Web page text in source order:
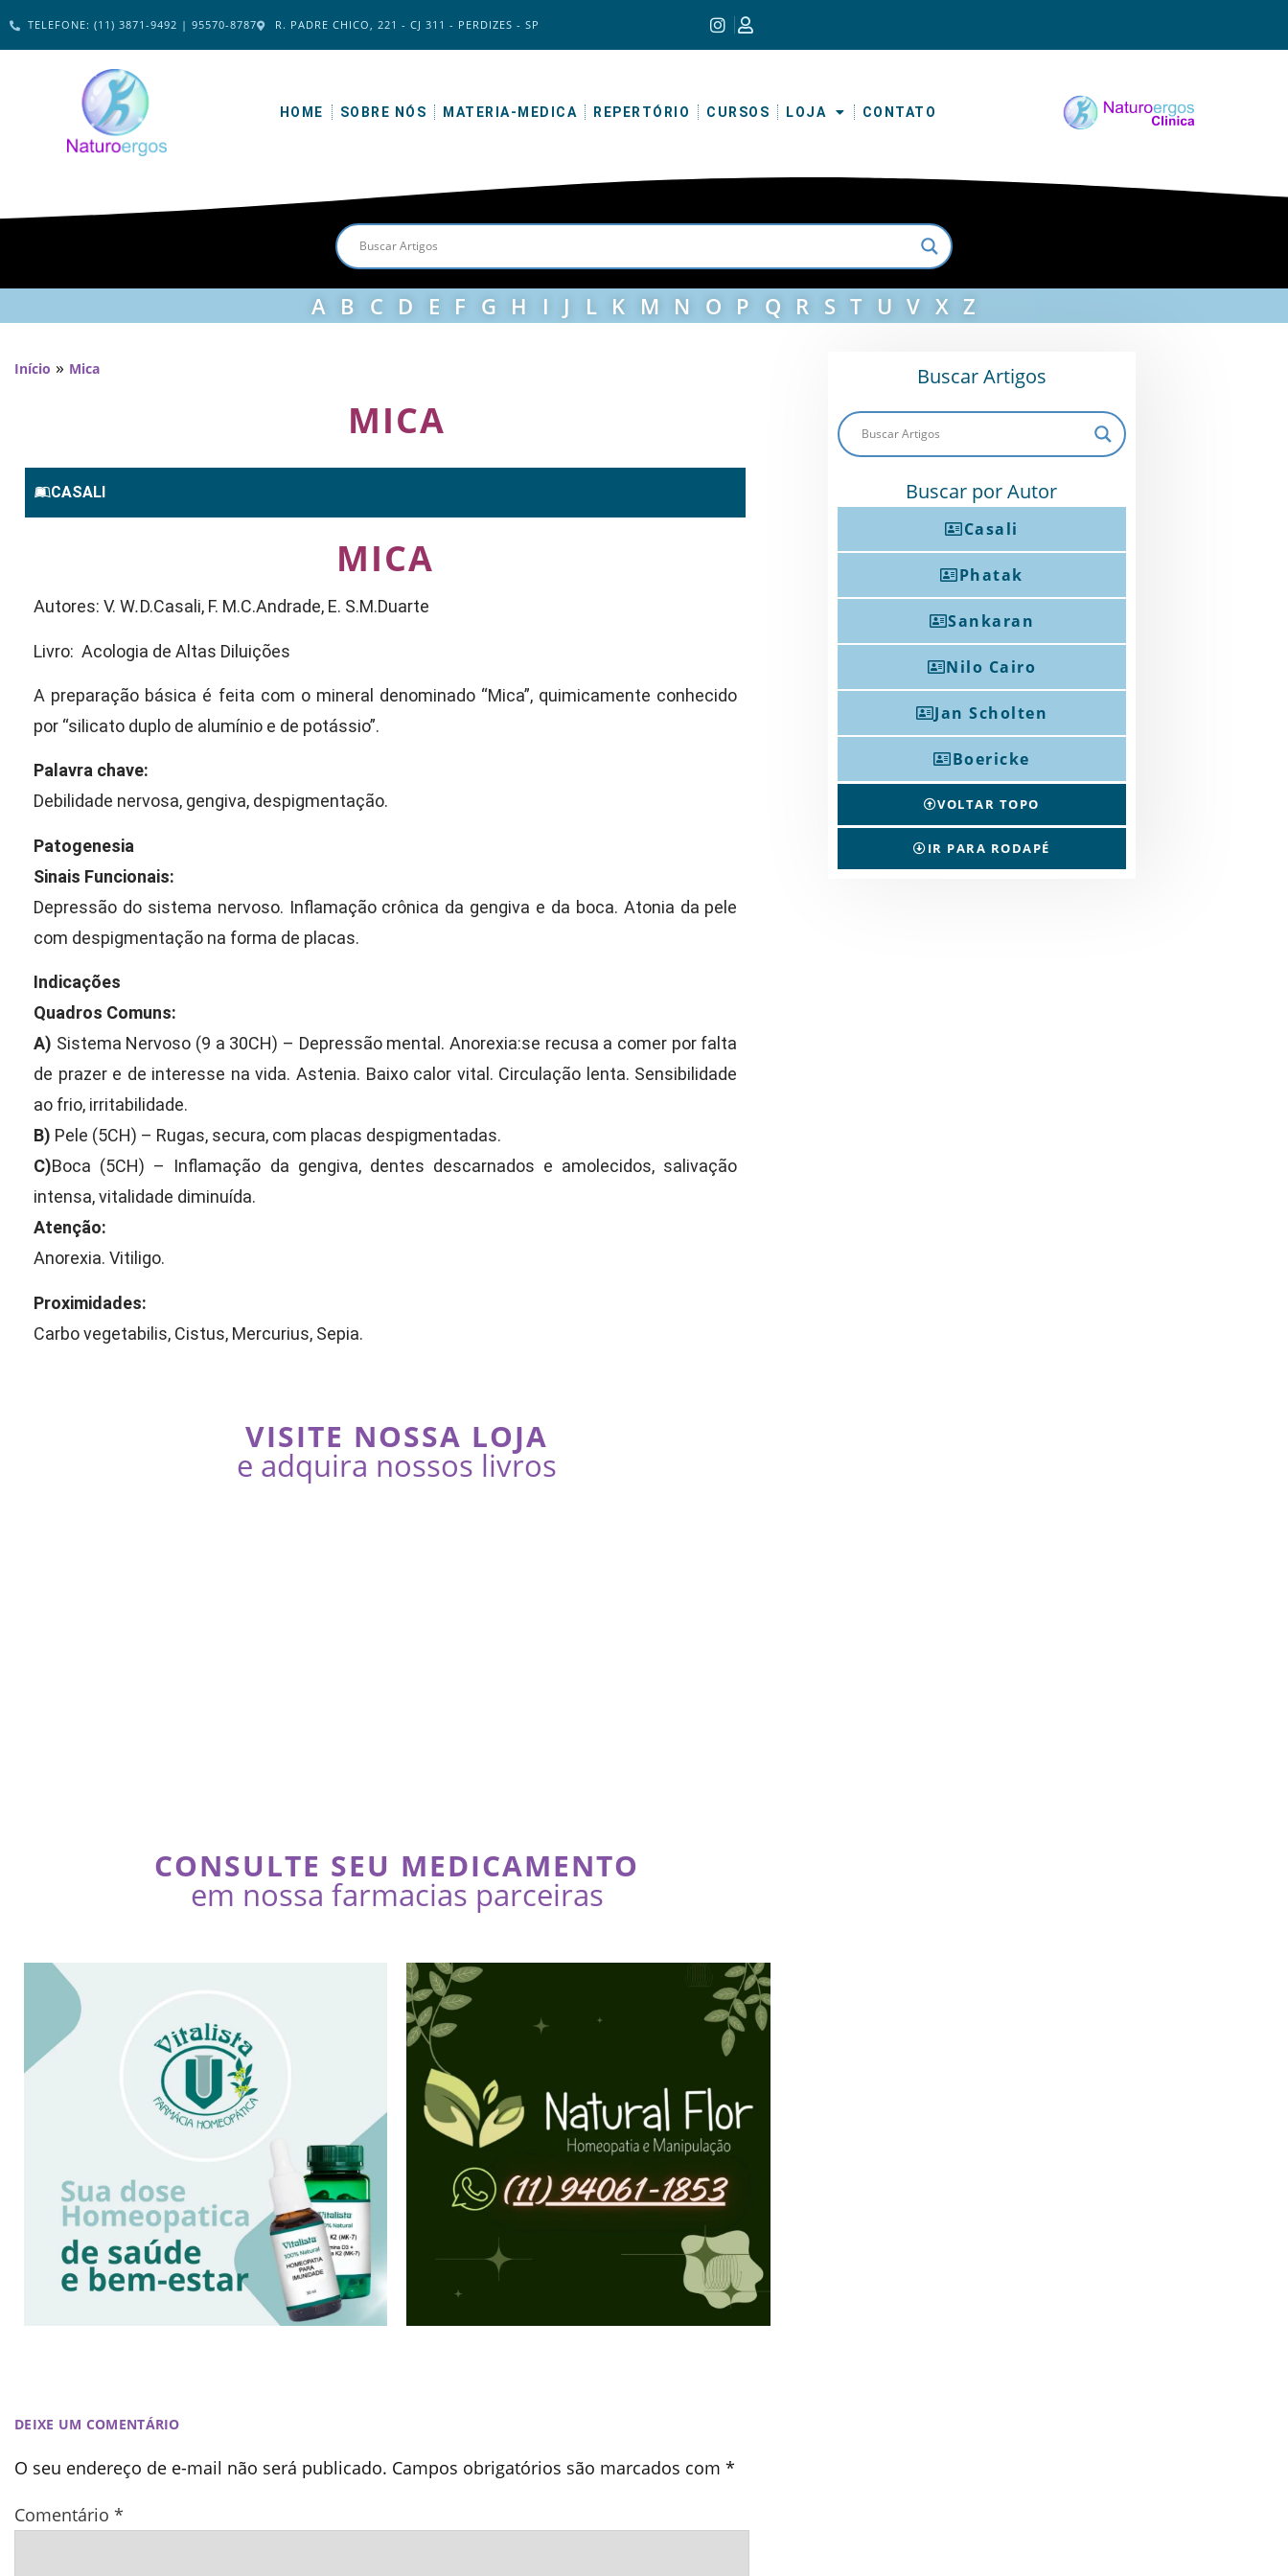
TELEFONE: (11) 3871-9492 | 95570-8787 R. PADRE CHICO, 221 - CJ 311 - PERDIZES - SP
HOME SOBRE NÓS MATERIA-MEDICA REPERTÓRIO CURSOS LOJA CONTATO
A B C D E F G H I J L K M N O P Q R S T U V X Z
Início » Mica
MICA
CASALI
MICA
Autores: V. W.D.Casali, F. M.C.Andrade, E. S.M.Duarte
Livro: Acologia de Altas Diluições
A preparação básica é feita com o mineral denominado “Mica”, quimicamente conhecido
por “silicato duplo de alumínio e de potássio”.
Palavra chave:
Debilidade nervosa, gengiva, despigmentação.
Patogenesia
Sinais Funcionais:
Depressão do sistema nervoso. Inflamação crônica da gengiva e da boca. Atonia da pele
com despigmentação na forma de placas.
Indicações
Quadros Comuns:
A) Sistema Nervoso (9 a 30CH) – Depressão mental. Anorexia:se recusa a comer por falta
de prazer e de interesse na vida. Astenia. Baixo calor vital. Circulação lenta. Sensibilidade
ao frio, irritabilidade.
B) Pele (5CH) – Rugas, secura, com placas despigmentadas.
C)Boca (5CH) – Inflamação da gengiva, dentes descarnados e amolecidos, salivação
intensa, vitalidade diminuída.
Atenção:
Anorexia. Vitiligo.
Proximidades:
Carbo vegetabilis, Cistus, Mercurius, Sepia.
VISITE NOSSA LOJA
e adquira nossos livros
CONSULTE SEU MEDICAMENTO
em nossa farmacias parceiras
DEIXE UM COMENTÁRIO
O seu endereço de e-mail não será publicado. Campos obrigatórios são marcados com *
Comentário *
Buscar Artigos
Buscar por Autor
Casali
Phatak
Sankaran
Nilo Cairo
Jan Scholten
Boericke
VOLTAR TOPO
IR PARA RODAPÉ